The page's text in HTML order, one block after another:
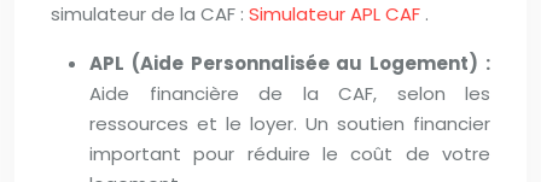
simulateur de la CAF : Simulateur APL CAF .
APL (Aide Personnalisée au Logement) :
Aide financière de la CAF, selon les
ressources et le loyer. Un soutien financier
important pour réduire le coût de votre